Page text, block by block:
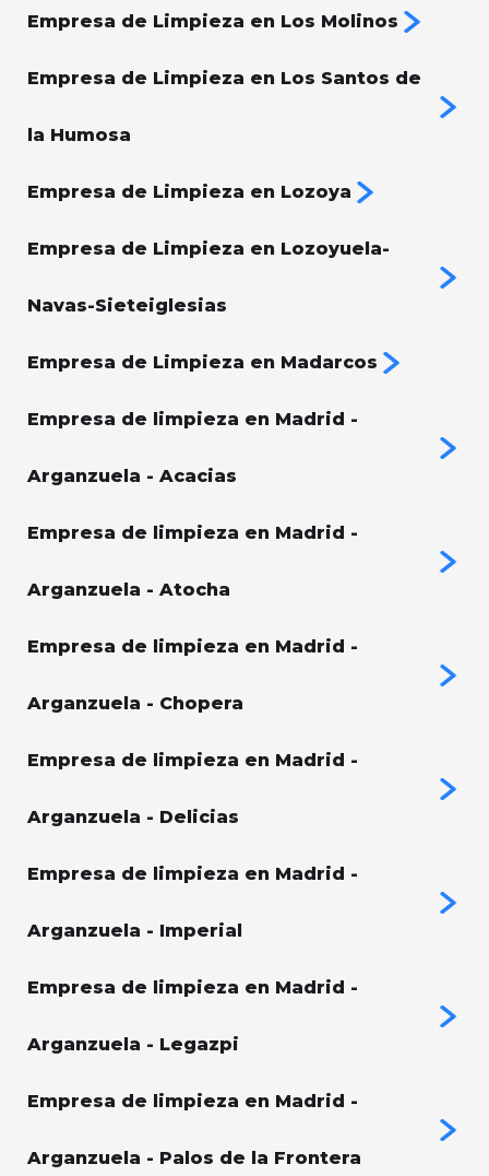
Empresa de Limpieza en Los Molinos
Empresa de Limpieza en Los Santos de
la Humosa
Empresa de Limpieza en Lozoya
Empresa de Limpieza en Lozoyuela-
Navas-Sieteiglesias
Empresa de Limpieza en Madarcos
Empresa de limpieza en Madrid -
Arganzuela - Acacias
Empresa de limpieza en Madrid -
Arganzuela - Atocha
Empresa de limpieza en Madrid -
Arganzuela - Chopera
Empresa de limpieza en Madrid -
Arganzuela - Delicias
Empresa de limpieza en Madrid -
Arganzuela - Imperial
Empresa de limpieza en Madrid -
Arganzuela - Legazpi
Empresa de limpieza en Madrid -
Arganzuela - Palos de la Frontera